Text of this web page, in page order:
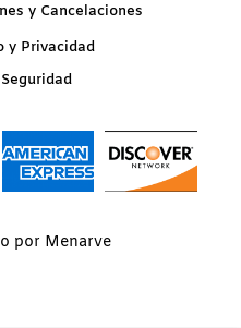
y Cancelaciones
y Privacidad
por Menarve